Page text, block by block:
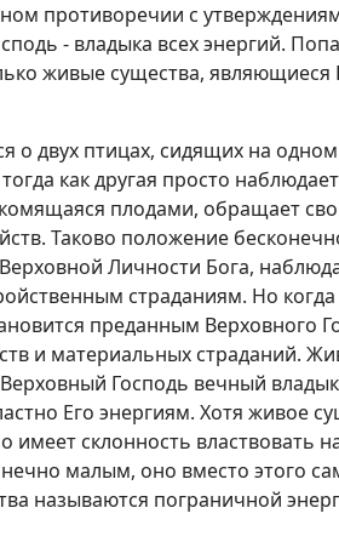
противоречии с
- владыка всех энергий.
живые существа,
о двух птицах, сидящих на
как другая просто
плодами, обращает
Таково положение
Личности Бога,
страданиям. Но
преданным Верховного
и материальных страданий.
Господь вечный
Его энергиям. Хотя живое
имеет склонность властвовать
малым, оно вместо этого
называются пограничной